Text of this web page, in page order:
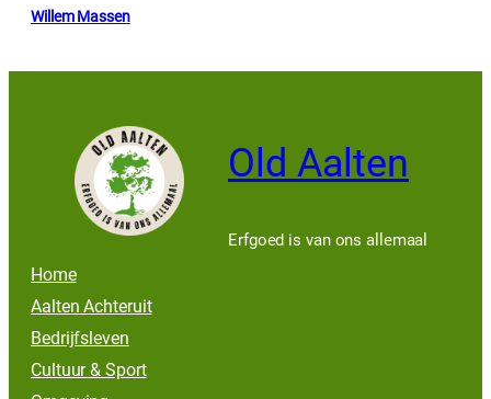
Willem Massen
Old Aalten
Erfgoed is van ons allemaal
Home
Aalten Achteruit
Bedrijfsleven
Cultuur & Sport